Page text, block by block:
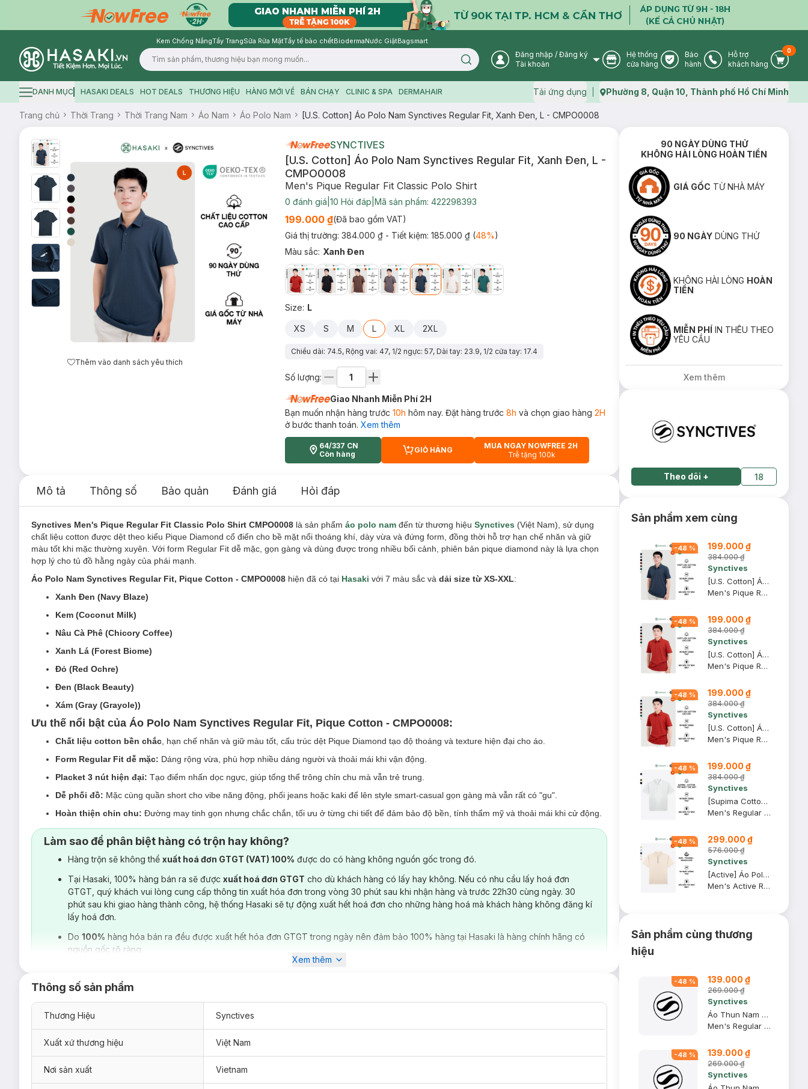
Kem Chống NắngTẩy TrangSữa Rửa MặtTẩy tế bào chếtBiodermaNước GiặtBagsmart
Logo
Search icon User Icon
Đăng nhập / Đăng ký
Tài khoản
Store Icon
Hệ thống
cửa hàng
Warranty Icon
Bảo
hành
Phone Icon
Hỗ trợ
khách hàng
Cart
0
Hamburger icon
DANH MỤC HASAKI DEALS HOT DEALS THƯƠNG HIỆU HÀNG MỚI VỀ BÁN CHẠY CLINIC & SPA DERMAHAIR Tải ứng dụng Map icon
Phường 8, Quận 10, Thành phố Hồ Chí Minh
Trang chủ Thời Trang Thời Trang Nam Áo Nam Áo Polo Nam [U.S. Cotton] Áo Polo Nam Synctives Regular Fit, Xanh Ðen, L - CMPO0008
Thêm vào danh sách yêu thích
SYNCTIVES
[U.S. Cotton] Áo Polo Nam Synctives Regular Fit, Xanh Ðen, L -
CMPO0008
Men's Pique Regular Fit Classic Polo Shirt
0 đánh giá 10 Hỏi đáp Mã sản phẩm: 422298393
199.000 ₫(Đã bao gồm VAT)
Giá thị trường: 384.000 ₫ - Tiết kiệm: 185.000 ₫(48%)
Màu sắc: Xanh Đen
Size: L
XS S M L XL 2XL
Chiều dài: 74.5, Rộng vai: 47, 1/2 ngực: 57, Dài tay: 23.9, 1/2 cửa tay: 17.4
Số lượng:
Giao Nhanh Miễn Phí 2H
Bạn muốn nhận hàng trước 10h hôm nay. Đặt hàng trước 8h và chọn giao hàng 2H
ở bước thanh toán. Xem thêm
64/337 CN
Còn hàng
CART PLUS ICON
GIỎ HÀNG
MUA NGAY NOWFREE 2H
Trễ tặng 100k
Mô tả Thông số Bảo quản Đánh giá Hỏi đáp
Synctives Men's Pique Regular Fit Classic Polo Shirt CMPO0008 là sản phẩm áo polo nam đến từ thương hiệu Synctives (Việt Nam), sử dụng
chất liệu cotton được dệt theo kiểu Pique Diamond cổ điển cho bề mặt nổi thoáng khí, dày vừa và đứng form, đồng thời hỗ trợ hạn chế nhăn và giữ
màu tốt khi mặc thường xuyên. Với form Regular Fit dễ mặc, gọn gàng và dùng được trong nhiều bối cảnh, phiên bản pique diamond này là lựa chọn
hợp lý cho tủ đồ hằng ngày của phái mạnh.
Áo Polo Nam Synctives Regular Fit, Pique Cotton - CMPO0008 hiện đã có tại Hasaki với 7 màu sắc và dải size từ XS-XXL:
Xanh Đen (Navy Blaze)
Kem (Coconut Milk)
Nâu Cà Phê (Chicory Coffee)
Xanh Lá (Forest Biome)
Đỏ (Red Ochre)
Đen (Black Beauty)
Xám (Gray (Grayole))
Ưu thế nổi bật của Áo Polo Nam Synctives Regular Fit, Pique Cotton - CMPO0008:
Chất liệu cotton bền chắc , hạn chế nhăn và giữ màu tốt, cấu trúc dệt Pique Diamond tạo độ thoáng và texture hiện đại cho áo.
Form Regular Fit dễ mặc: Dáng rộng vừa, phù hợp nhiều dáng người và thoải mái khi vận động.
Placket 3 nút hiện đại: Tạo điểm nhấn dọc ngực, giúp tổng thể trông chỉn chu mà vẫn trẻ trung.
Dễ phối đồ: Mặc cùng quần short cho vibe năng động, phối jeans hoặc kaki để lên style smart-casual gọn gàng mà vẫn rất có "gu".
Hoàn thiện chỉn chu: Đường may tinh gọn nhưng chắc chắn, tối ưu ở từng chi tiết để đảm bảo độ bền, tính thẩm mỹ và thoải mái khi cử động.
Làm sao để phân biệt hàng có trộn hay không?
Hàng trộn sẽ không thể xuất hoá đơn GTGT (VAT) 100% được do có hàng không nguồn gốc trong đó.
Tại Hasaki, 100% hàng bán ra sẽ được xuất hoá đơn GTGT cho dù khách hàng có lấy hay không. Nếu có nhu cầu lấy hoá đơn
GTGT, quý khách vui lòng cung cấp thông tin xuất hóa đơn trong vòng 30 phút sau khi nhận hàng và trước 22h30 cùng ngày. 30
phút sau khi giao hàng thành công, hệ thống Hasaki sẽ tự động xuất hết hoá đơn cho những hàng hoá mà khách hàng không đăng kí
lấy hoá đơn.
Do 100% hàng hóa bán ra đều được xuất hết hóa đơn GTGT trong ngày nên đảm bảo 100% hàng tại Hasaki là hàng chính hãng có
nguồn gốc rõ ràng.
Xem thêm
Thông số sản phẩm
Thương Hiệu Synctives
Xuất xứ thương hiệu Việt Nam
Nơi sản xuất Vietnam
90 NGÀY DÙNG THỬ
KHÔNG HÀI LÒNG HOÀN TIỀN
GIÁ GỐC TỪ NHÀ MÁY
90 NGÀY DÙNG THỬ
KHÔNG HÀI LÒNG HOÀN
TIỀN
MIỄN PHÍ IN THÊU THEO
YÊU CẦU
Xem thêm
Theo dõi + 18
Sản phẩm xem cùng
-48 % 199.000 ₫
384.000 ₫
Synctives
[U.S. Cotton] Áo Polo Nam Synctives Regular Fit, Xanh Ðen, XL - CMPO0008
Men's Pique Regular Fit Classic Polo Shirt
-48 % 199.000 ₫
384.000 ₫
Synctives
[U.S. Cotton] Áo Polo Nam Synctives Regular Fit, Ðỏ, L - CMPO0008
Men's Pique Regular Fit Classic Polo Shirt
-48 % 199.000 ₫
384.000 ₫
Synctives
[U.S. Cotton] Áo Polo Nam Synctives Regular Fit, Ðỏ, 2XL - CMPO0008
Men's Pique Regular Fit Classic Polo Shirt
-48 % 199.000 ₫
384.000 ₫
Synctives
[Supima Cotton] Áo Polo Nam Synctives Regular Fit, Trắng, M - CMPO0012
Men's Regular Fit Polo Shirt
-48 % 299.000 ₫
576.000 ₫
Synctives
[Active] Áo Polo Nam Synctives Regular Fit, Be Xám, XL - SMPO0009
Men's Active Regular Fit Polo Shirt
Sản phẩm cùng thương
hiệu
-48 % 139.000 ₫
269.000 ₫
Synctives
Áo Thun Nam Regular Fit, Xanh Navy, 2XL - CMTS0028
Men's Regular Fit T-shirt
-48 % 139.000 ₫
269.000 ₫
Synctives